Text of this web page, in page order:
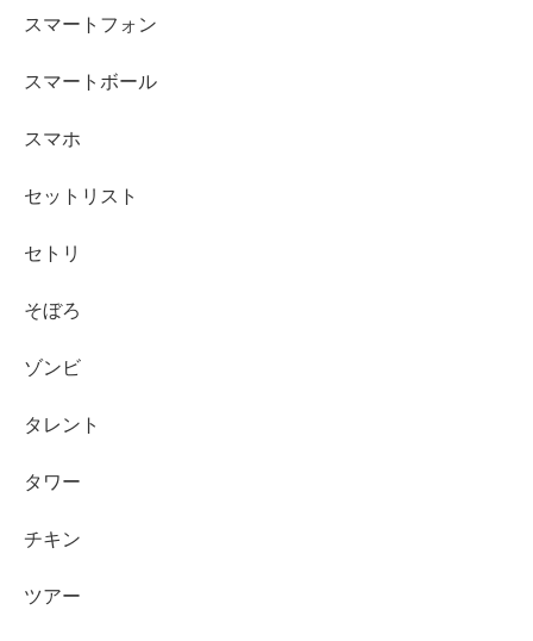
スマートフォン
スマートボール
スマホ
セットリスト
セトリ
そぼろ
ゾンビ
タレント
タワー
チキン
ツアー